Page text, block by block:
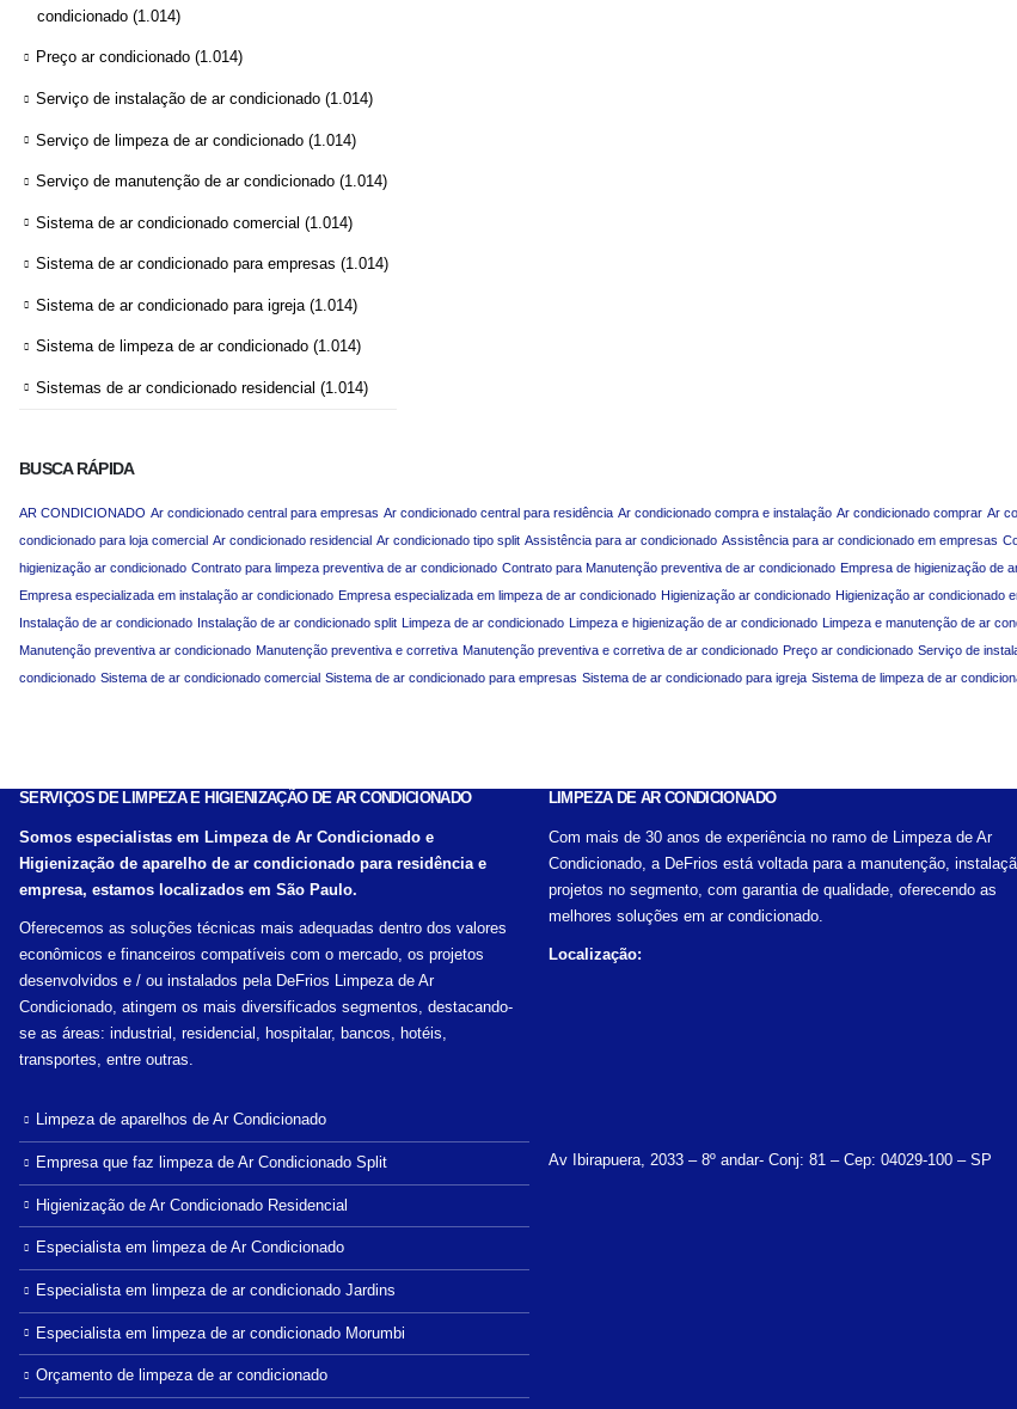
condicionado (1.014)
Preço ar condicionado (1.014)
Serviço de instalação de ar condicionado (1.014)
Serviço de limpeza de ar condicionado (1.014)
Serviço de manutenção de ar condicionado (1.014)
Sistema de ar condicionado comercial (1.014)
Sistema de ar condicionado para empresas (1.014)
Sistema de ar condicionado para igreja (1.014)
Sistema de limpeza de ar condicionado (1.014)
Sistemas de ar condicionado residencial (1.014)
BUSCA RÁPIDA
AR CONDICIONADO Ar condicionado central para empresas Ar condicionado central para residência Ar condicionado compra e instalação Ar condicionado comprar Ar
condicionado para loja comercial Ar condicionado residencial Ar condicionado tipo split Assistência para ar condicionado Assistência para ar condicionado em empresas
higienização ar condicionado Contrato para limpeza preventiva de ar condicionado Contrato para Manutenção preventiva de ar condicionado Empresa de higienização de
Empresa especializada em instalação ar condicionado Empresa especializada em limpeza de ar condicionado Higienização ar condicionado Higienização ar condicionado
Instalação de ar condicionado Instalação de ar condicionado split Limpeza de ar condicionado Limpeza e higienização de ar condicionado Limpeza e manutenção de ar
Manutenção preventiva ar condicionado Manutenção preventiva e corretiva Manutenção preventiva e corretiva de ar condicionado Preço ar condicionado Serviço de
condicionado Sistema de ar condicionado comercial Sistema de ar condicionado para empresas Sistema de ar condicionado para igreja Sistema de limpeza de ar
SERVIÇOS DE LIMPEZA E HIGIENIZAÇÃO DE AR CONDICIONADO
Somos especialistas em Limpeza de Ar Condicionado e
Higienização de aparelho de ar condicionado para residência e
empresa, estamos localizados em São Paulo.
Oferecemos as soluções técnicas mais adequadas dentro dos valores
econômicos e financeiros compatíveis com o mercado, os projetos
desenvolvidos e / ou instalados pela DeFrios Limpeza de Ar
Condicionado, atingem os mais diversificados segmentos, destacando-
se as áreas: industrial, residencial, hospitalar, bancos, hotéis,
transportes, entre outras.
Limpeza de aparelhos de Ar Condicionado
Empresa que faz limpeza de Ar Condicionado Split
Higienização de Ar Condicionado Residencial
Especialista em limpeza de Ar Condicionado
Especialista em limpeza de ar condicionado Jardins
Especialista em limpeza de ar condicionado Morumbi
Orçamento de limpeza de ar condicionado
LIMPEZA DE AR CONDICIONADO
Com mais de 30 anos de experiência no ramo de Limpeza de Ar
Condicionado, a DeFrios está voltada para a manutenção,
projetos no segmento, com garantia de qualidade, oferecendo as
melhores soluções em ar condicionado.
Localização:
Av Ibirapuera, 2033 – 8º andar- Conj: 81 – Cep: 04029-100 – SP